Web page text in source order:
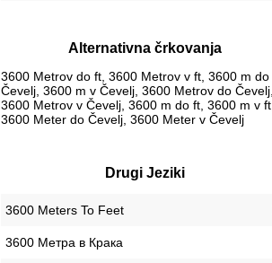
Alternativna črkovanja
3600 Metrov do ft, 3600 Metrov v ft, 3600 m do
Čevelj, 3600 m v Čevelj, 3600 Metrov do Čevelj,
3600 Metrov v Čevelj, 3600 m do ft, 3600 m v ft,
3600 Meter do Čevelj, 3600 Meter v Čevelj
Drugi Jeziki
‎3600 Meters To Feet
‎3600 Метра в Крака